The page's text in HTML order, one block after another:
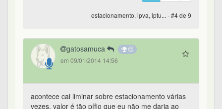
estacionamento, ipva, iptu... - #4 de 9
gatosamuca
em 09/01/2014 14:56
acontece cai liminar sobre estacionamento várias
vezes. valor é tão pífio que eu não me daria ao